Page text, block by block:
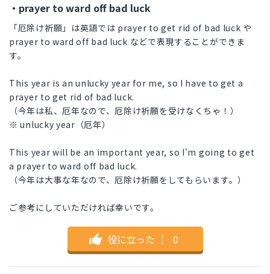
・prayer to ward off bad luck
「厄除け祈願」は英語では prayer to get rid of bad luck や
prayer to ward off bad luck などで表現することができま
す。
This year is an unlucky year for me, so I have to get a
prayer to get rid of bad luck.
（今年は私、厄年なので、厄除け祈願を受けなくちゃ！）
※ unlucky year（厄年）
This year will be an important year, so I'm going to get
a prayer to ward off bad luck.
（今年は大事な年なので、厄除け祈願をしてもらいます。）
ご参考にしていただければ幸いです。
役に立った ｜ 0